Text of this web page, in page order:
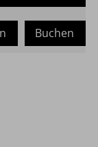
Buchen